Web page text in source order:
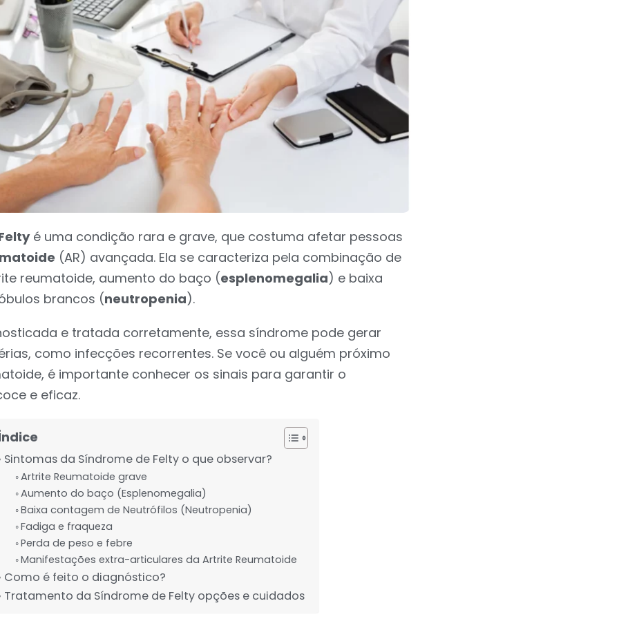
é uma condição rara e grave, que costuma afetar pessoas
(AR) avançada. Ela se caracteriza pela combinação de
reumatoide, aumento do baço (esplenomegalia) e baixa
brancos (neutropenia).
e tratada corretamente, essa síndrome pode gerar
como infecções recorrentes. Se você ou alguém próximo
é importante conhecer os sinais para garantir o
e eficaz.
Sintomas da Síndrome de Felty o que observar?
Artrite Reumatoide grave
Aumento do baço (Esplenomegalia)
Baixa contagem de Neutrófilos (Neutropenia)
Fadiga e fraqueza
Perda de peso e febre
Manifestações extra-articulares da Artrite Reumatoide
Como é feito o diagnóstico?
Tratamento da Síndrome de Felty opções e cuidados